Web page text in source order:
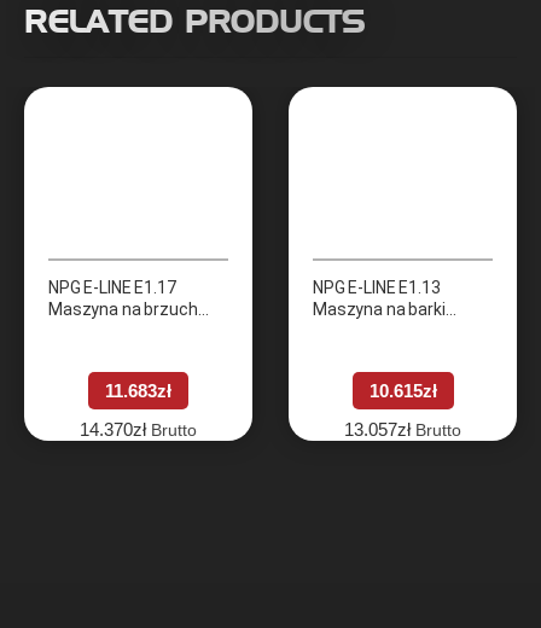
RELATED PRODUCTS
NPG E-LINE E1.17
Maszyna na brzuch
11.683zł
14.370zł Brutto
NPG E-LINE E1.13
Maszyna na barki
10.615zł
13.057zł Brutto